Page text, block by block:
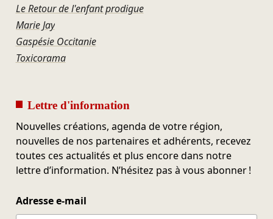
Le Retour de l'enfant prodigue
Marie Jay
Gaspésie Occitanie
Toxicorama
Lettre d'information
Nouvelles créations, agenda de votre région,
nouvelles de nos partenaires et adhérents, recevez
toutes ces actualités et plus encore dans notre
lettre d’information. N’hésitez pas à vous abonner !
Adresse e-mail